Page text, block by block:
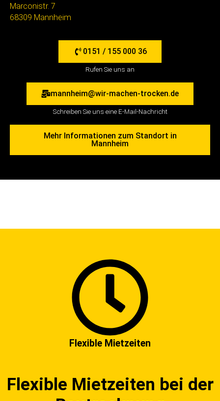
Marconistr. 7
68309 Mannheim
0151 / 155 000 36
Rufen Sie uns an
mannheim@wir-machen-trocken.de
Schreiben Sie uns eine E-Mail-Nachricht
Mehr Informationen zum Standort in
Mannheim
Flexible Mietzeiten
Flexible Mietzeiten bei der